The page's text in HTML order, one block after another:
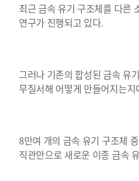
최근 금속 유기 구조체를 다른
연구가 진행되고 있다.
그러나 기존의 합성된 금속 유
무질서해 어떻게 만들어지는
8만여 개의 금속 유기 구조체
직관만으로 새로운 이종 금속